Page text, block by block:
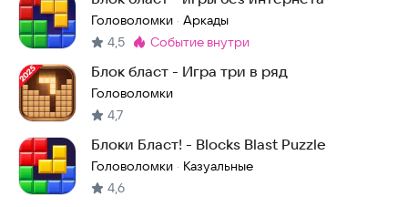
Головоломки · Аркады
4,5 Метка:
событие внутри
Блок бласт - Игра три в ряд
Головоломки
4,7
Блоки Бласт! - Blocks Blast Puzzle
Головоломки · Казуальные
4,6